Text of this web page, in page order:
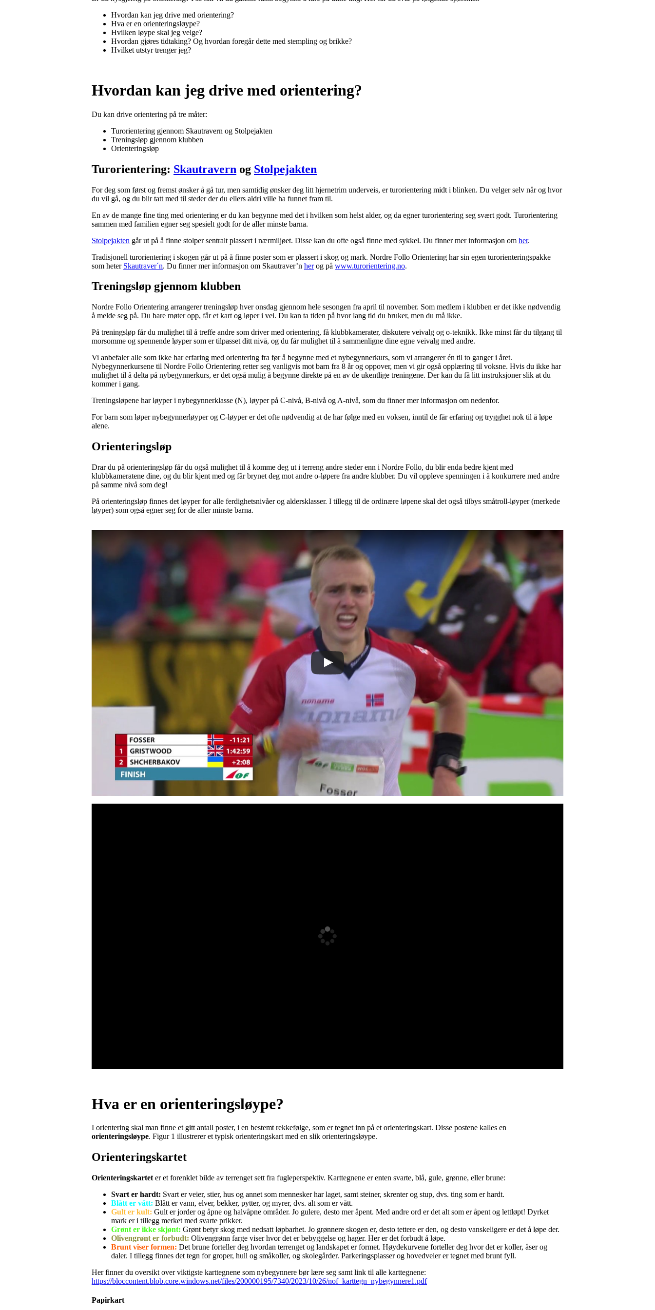
Hvordan kan jeg drive med orientering?
Hva er en orienteringsløype?
Hvilken løype skal jeg velge?
Hvordan gjøres tidtaking? Og hvordan foregår dette med stempling og brikke?
Hvilket utstyr trenger jeg?
Hvordan kan jeg drive med orientering?
Du kan drive orientering på tre måter:
Turorientering gjennom Skautravern og Stolpejakten
Treningsløp gjennom klubben
Orienteringsløp
Turorientering: Skautravern og Stolpejakten
For deg som først og fremst ønsker å gå tur, men samtidig ønsker deg litt hjernetrim underveis, er turorientering midt i blinken. Du velger selv når og hvor
du vil gå, og du blir tatt med til steder der du ellers aldri ville ha funnet fram til.
En av de mange fine ting med orientering er du kan begynne med det i hvilken som helst alder, og da egner turorientering seg svært godt. Turorientering
sammen med familien egner seg spesielt godt for de aller minste barna.
Stolpejakten går ut på å finne stolper sentralt plassert i nærmiljøet. Disse kan du ofte også finne med sykkel. Du finner mer informasjon om her.
Tradisjonell turorientering i skogen går ut på å finne poster som er plassert i skog og mark. Nordre Follo Orientering har sin egen turorienteringspakke
som heter Skautraver´n. Du finner mer informasjon om Skautraver’n herog på www.turorientering.no.
Treningsløp gjennom klubben
Nordre Follo Orientering arrangerer treningsløp hver onsdag gjennom hele sesongen fra april til november. Som medlem i klubben er det ikke nødvendig
å melde seg på. Du bare møter opp, får et kart og løper i vei. Du kan ta tiden på hvor lang tid du bruker, men du må ikke.
På treningsløp får du mulighet til å treffe andre som driver med orientering, få klubbkamerater, diskutere veivalg og o-teknikk. Ikke minst får du tilgang til
morsomme og spennende løyper som er tilpasset ditt nivå, og du får mulighet til å sammenligne dine egne veivalg med andre.
Vi anbefaler alle som ikke har erfaring med orientering fra før å begynne med et nybegynnerkurs, som vi arrangerer én til to ganger i året.
Nybegynnerkursene til Nordre Follo Orientering retter seg vanligvis mot barn fra 8 år og oppover, men vi gir også opplæring til voksne. Hvis du ikke har
mulighet til å delta på nybegynnerkurs, er det også mulig å begynne direkte på en av de ukentlige treningene. Der kan du få litt instruksjoner slik at du
kommer i gang.
Treningsløpene har løyper i nybegynnerklasse (N), løyper på C-nivå, B-nivå og A-nivå, som du finner mer informasjon om nedenfor.
For barn som løper nybegynnerløyper og C-løyper er det ofte nødvendig at de har følge med en voksen, inntil de får erfaring og trygghet nok til å løpe
alene.
Orienteringsløp
Drar du på orienteringsløp får du også mulighet til å komme deg ut i terreng andre steder enn i Nordre Follo, du blir enda bedre kjent med
klubbkameratene dine, og du blir kjent med og får brynet deg mot andre o-løpere fra andre klubber. Du vil oppleve spenningen i å konkurrere med andre
på samme nivå som deg!
På orienteringsløp finnes det løyper for alle ferdighetsnivåer og aldersklasser. I tillegg til de ordinære løpene skal det også tilbys småtroll-løyper (merkede
løyper) som også egner seg for de aller minste barna.
Hva er en orienteringsløype?
I orientering skal man finne et gitt antall poster, i en bestemt rekkefølge, som er tegnet inn på et orienteringskart. Disse postene kalles en
orienteringsløype. Figur 1 illustrerer et typisk orienteringskart med en slik orienteringsløype.
Orienteringskartet
Orienteringskartet er et forenklet bilde av terrenget sett fra fugleperspektiv. Karttegnene er enten svarte, blå, gule, grønne, eller brune:
Svart er hardt: Svart er veier, stier, hus og annet som mennesker har laget, samt steiner, skrenter og stup, dvs. ting som er hardt.
Blått er vått: Blått er vann, elver, bekker, pytter, og myrer, dvs. alt som er vått.
Gult er kult: Gult er jorder og åpne og halvåpne områder. Jo gulere, desto mer åpent. Med andre ord er det alt som er åpent og lettløpt! Dyrket
mark er i tillegg merket med svarte prikker.
Grønt er ikke skjønt: Grønt betyr skog med nedsatt løpbarhet. Jo grønnere skogen er, desto tettere er den, og desto vanskeligere er det å løpe der.
Olivengrønt er forbudt: Olivengrønn farge viser hvor det er bebyggelse og hager. Her er det forbudt å løpe.
Brunt viser formen: Det brune forteller deg hvordan terrenget og landskapet er formet. Høydekurvene forteller deg hvor det er koller, åser og
daler. I tillegg finnes det tegn for groper, hull og småkoller, og skolegårder. Parkeringsplasser og hovedveier er tegnet med brunt fyll.
Her finner du oversikt over viktigste karttegnene som nybegynnere bør lære seg samt link til alle karttegnene:
https://bloccontent.blob.core.windows.net/files/200000195/7340/2023/10/26/nof_karttegn_nybegynnere1.pdf
Papirkart